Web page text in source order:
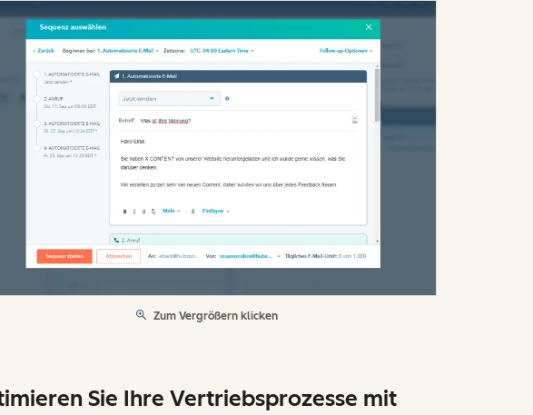
Zum Vergrößern klicken
Sie Ihre Vertriebsprozesse mit